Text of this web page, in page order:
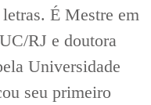
É Mestre em
RJ e doutora
Universidade
seu primeiro